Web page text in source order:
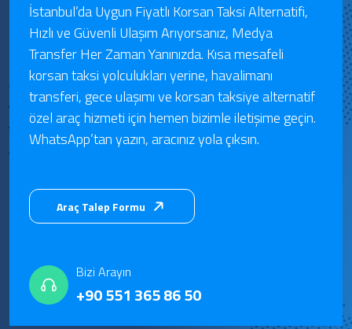
İstanbul’da Uygun Fiyatlı Korsan Taksi Alternatifi,
Hızlı ve Güvenli Ulaşım Arıyorsanız, Medya
Transfer Her Zaman Yanınızda. Kısa mesafeli
korsan taksi yolculukları yerine, havalimanı
transferi, gece ulaşımı ve korsan taksiye alternatif
özel araç hizmeti için hemen bizimle iletişime geçin.
WhatsApp’tan yazın, aracınız yola çıksın.
Araç Talep Formu
Bizi Arayın
+90 551 365 86 50